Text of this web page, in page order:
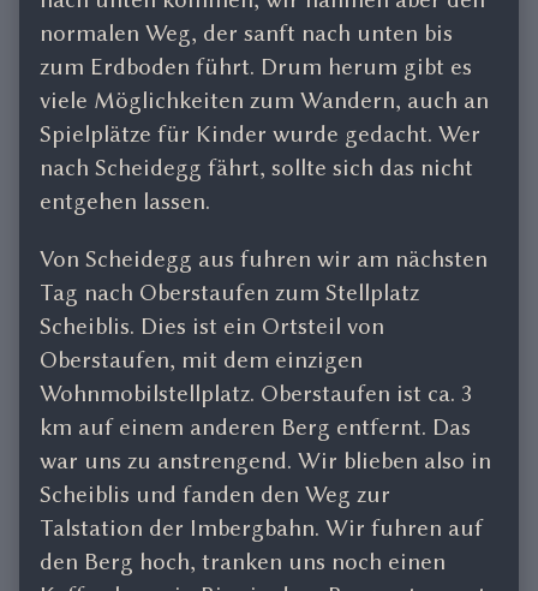
normalen Weg, der sanft nach unten bis
zum Erdboden führt. Drum herum gibt es
viele Möglichkeiten zum Wandern, auch an
Spielplätze für Kinder wurde gedacht. Wer
nach Scheidegg fährt, sollte sich das nicht
entgehen lassen.
Von Scheidegg aus fuhren wir am nächsten
Tag nach Oberstaufen zum Stellplatz
Scheiblis. Dies ist ein Ortsteil von
Oberstaufen, mit dem einzigen
Wohnmobilstellplatz. Oberstaufen ist ca. 3
km auf einem anderen Berg entfernt. Das
war uns zu anstrengend. Wir blieben also in
Scheiblis und fanden den Weg zur
Talstation der Imbergbahn. Wir fuhren auf
den Berg hoch, tranken uns noch einen